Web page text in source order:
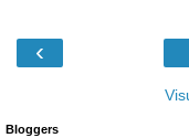
‹
Bloggers